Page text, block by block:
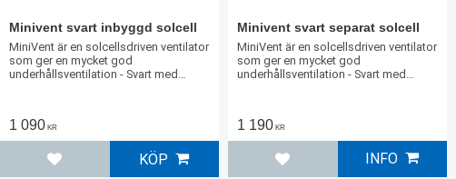
Minivent svart inbyggd solcell
MiniVent är en solcellsdriven ventilator
som ger en mycket god
underhållsventilation - Svart med
1 090 KR
Lägg till i favoriter
KÖP
Minivent svart separat solcell
MiniVent är en solcellsdriven ventilator
som ger en mycket god
underhållsventilation - Svart med
1 190 KR
Lägg till i favoriter
INFO